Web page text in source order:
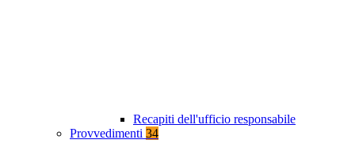
Recapiti dell'ufficio responsabile
Provvedimenti 34